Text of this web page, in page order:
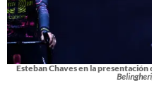
Esteban Chaves en la